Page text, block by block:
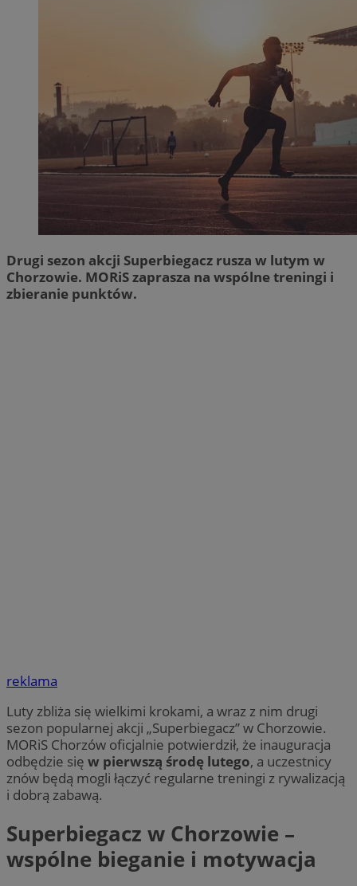
Drugi sezon akcji Superbiegacz rusza w lutym w
Chorzowie. MORiS zaprasza na wspólne treningi i
zbieranie punktów.
reklama
Luty zbliża się wielkimi krokami, a wraz z nim drugi
sezon popularnej akcji „Superbiegacz” w Chorzowie.
MORiS Chorzów oficjalnie potwierdził, że inauguracja
odbędzie się w pierwszą środę lutego, a uczestnicy
znów będą mogli łączyć regularne treningi z rywalizacją
i dobrą zabawą.
Superbiegacz w Chorzowie –
wspólne bieganie i motywacja